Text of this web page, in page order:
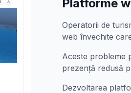
Platforme
Operatorii de
web învechite
Aceste probleme
prezență redusă
Dezvoltarea